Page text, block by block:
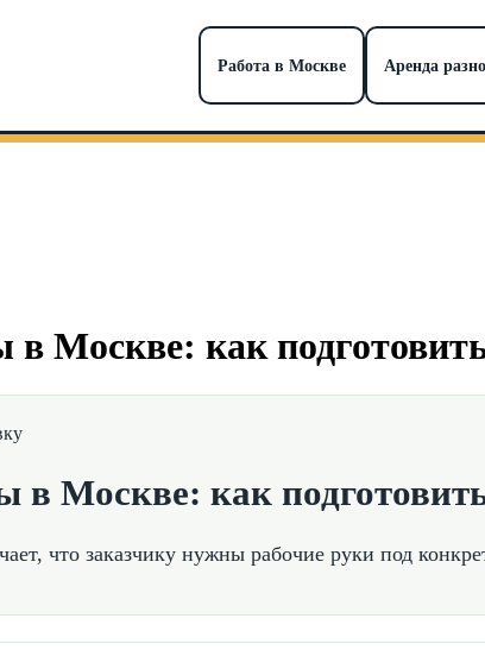
Работа в Москве Аренда
в Москве: как
в Москве: как
что заказчику нужны рабочие руки под